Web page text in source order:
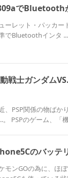
でBluetooth
ーレット・パッカー
でBluetoothインタ ...
戦士ガンダム
、PSP関係の物ばか
。 PSPのゲーム、「
のバッテ
モンGOの為に、ほ